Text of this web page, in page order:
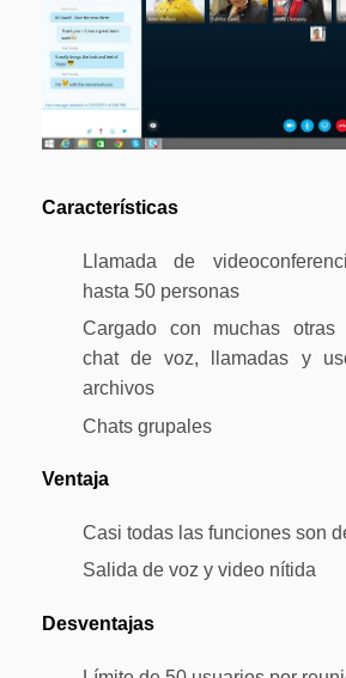
Características
Llamada de
hasta 50 personas
Cargado con muchas otras
chat de voz, llamadas y
archivos
Chats grupales
Ventaja
Casi todas las funciones son
Salida de voz y video nítida
Desventajas